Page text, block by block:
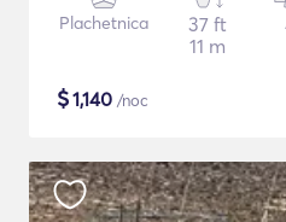
Plachetnica
37 ft
11 m
$1,140 /noc